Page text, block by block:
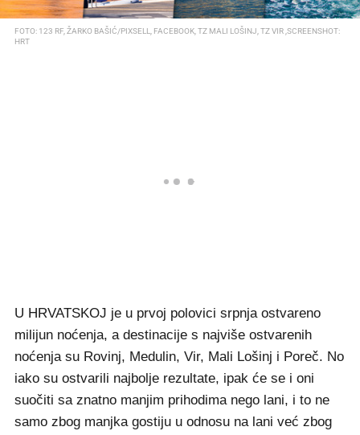
FOTO: 123 RF, ŽARKO BAŠIĆ/PIXSELL, FACEBOOK, TZ MALI LOŠINJ, TZ VIR ,SCREENSHOT:
HRT
U HRVATSKOJ je u prvoj polovici srpnja ostvareno
milijun noćenja, a destinacije s najviše ostvarenih
noćenja su Rovinj, Medulin, Vir, Mali Lošinj i Poreč. No
iako su ostvarili najbolje rezultate, ipak će se i oni
suočiti sa znatno manjim prihodima nego lani, i to ne
samo zbog manjka gostiju u odnosu na lani već zbog